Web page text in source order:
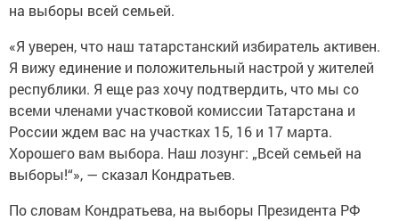
на выборы всей семьей.
«Я уверен, что наш татарстанский избиратель активен.
Я вижу единение и положительный настрой у жителей
республики. Я еще раз хочу подтвердить, что мы со
всеми членами участковой комиссии Татарстана и
России ждем вас на участках 15, 16 и 17 марта.
Хорошего вам выбора. Наш лозунг: „Всей семьей на
выборы!“», — сказал Кондратьев.
По словам Кондратьева, на выборы Президента РФ